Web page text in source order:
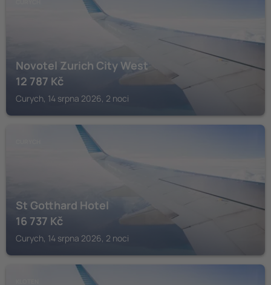
Novotel Zurich City West
12 787 Kč
Curych, 14 srpna 2026, 2 noci
St Gotthard Hotel
16 737 Kč
Curych, 14 srpna 2026, 2 noci